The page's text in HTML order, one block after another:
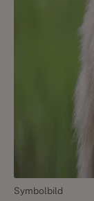
Symbolbild